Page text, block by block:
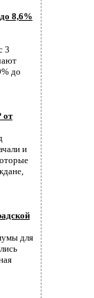
8,6%
3
до
от
и
для